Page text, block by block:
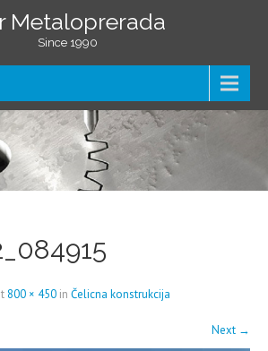
Metaloprerada
Since 1990
800 × 450 in Čelicna konstrukcija
Next →